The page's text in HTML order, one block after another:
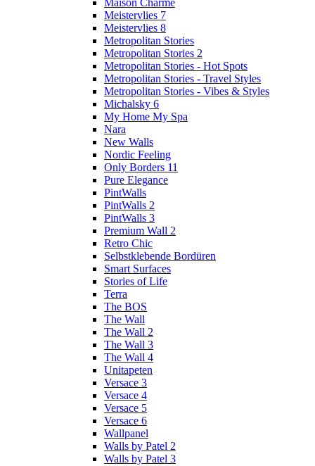
Maison Charme
Meistervlies 7
Meistervlies 8
Metropolitan Stories
Metropolitan Stories 2
Metropolitan Stories - Hot Spots
Metropolitan Stories - Travel Styles
Metropolitan Stories - Vibes & Styles
Michalsky 6
My Home My Spa
Nara
New Walls
Nordic Feeling
Only Borders 11
Pure Elegance
PintWalls
PintWalls 2
PintWalls 3
Premium Wall 2
Retro Chic
Selbstklebende Bordüren
Smart Surfaces
Stories of Life
Terra
The BOS
The Wall
The Wall 2
The Wall 3
The Wall 4
Unitapeten
Versace 3
Versace 4
Versace 5
Versace 6
Wallpanel
Walls by Patel 2
Walls by Patel 3